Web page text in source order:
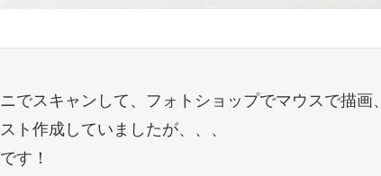
でスキャンして、フォトショップでマウスで描画、
ト作成していましたが、、、
す！